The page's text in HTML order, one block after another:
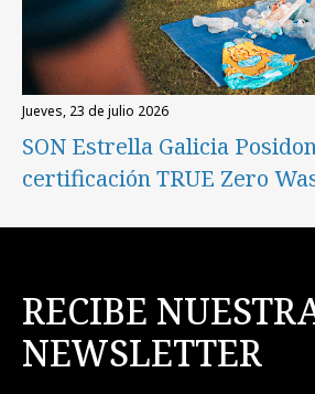
jueves, 23 de julio 2026
SON Estrella Galicia
certificación TRUE Zero
RECIBE
NEWSLETTER